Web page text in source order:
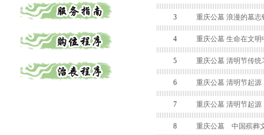
3 重庆公墓 浪漫的墓志
4 重庆公墓 生命在文明
5 重庆公墓 清明节传统
6 重庆公墓 清明节起源
7 重庆公墓 清明节起源
8 重庆公墓 中国殡葬